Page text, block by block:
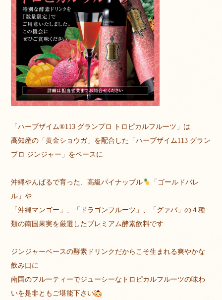
「ハーブザイム®113 グランプロ トロピカルフルーツ」は
高知産の「黄金ショウガ」を配合した「ハーブザイム113 グラン
プロ ジンジャー」をベースに
沖縄やんばるで育った、 高級パイナップル
「ゴールドバレ
ル」や
「沖縄マンゴー」、「ドラゴンフルーツ」、「グァバ」の ４種
類の南国果実を厳選したプレミアム酵素飲料です
ジンジャーベースの酵素ドリンクだからこそ生まれる爽やかな
飲み口に
南国のフルーティーでジューシーなトロピカルフルーツの味わ
いを是非ともご堪能下さい